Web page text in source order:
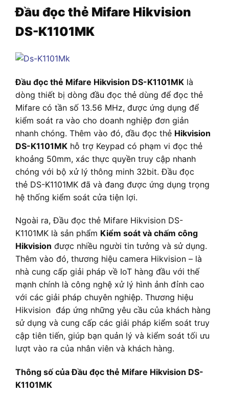
Đầu đọc thẻ Mifare Hikvision
DS-K1101MK
Đầu đọc thẻ Mifare Hikvision DS-K1101MK là
dòng thiết bị dòng đầu đọc thẻ dùng để đọc thẻ
Mifare có tần số 13.56 MHz, được ứng dụng để
kiểm soát ra vào cho doanh nghiệp đơn giản
nhanh chóng. Thêm vào đó, đầu đọc thẻ Hikvision
DS-K1101MK hỗ trợ Keypad có phạm vi đọc thẻ
khoảng 50mm, xác thực quyền truy cập nhanh
chóng với bộ xử lý thông minh 32bit. Đầu đọc
thẻ DS-K1101MK đã và đang được ứng dụng trọng
hệ thống kiểm soát cửa tiện lợi.
Ngoài ra, Đầu đọc thẻ Mifare Hikvision DS-
K1101MK là sản phẩm Kiểm soát và chấm công
Hikvision được nhiều người tin tưởng và sử dụng.
Thêm vào đó, thương hiệu camera Hikvision – là
nhà cung cấp giải pháp về IoT hàng đầu với thế
mạnh chính là công nghệ xử lý hình ảnh đỉnh cao
với các giải pháp chuyên nghiệp. Thương hiệu
Hikvision đáp ứng những yêu cầu của khách hàng
sử dụng và cung cấp các giải pháp kiểm soát truy
cập tiên tiến, giúp bạn quản lý và kiểm soát tối ưu
lượt vào ra của nhân viên và khách hàng.
Thông số của Đầu đọc thẻ Mifare Hikvision DS-
K1101MK